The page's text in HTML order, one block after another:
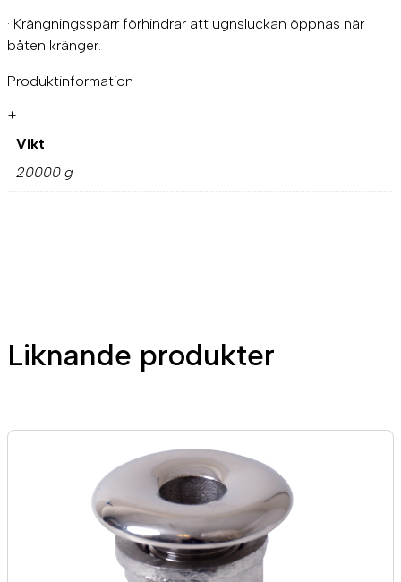
· Krängningsspärr förhindrar att ugnsluckan öppnas när
båten kränger.
Produktinformation
+
Vikt
20000 g
Liknande produkter